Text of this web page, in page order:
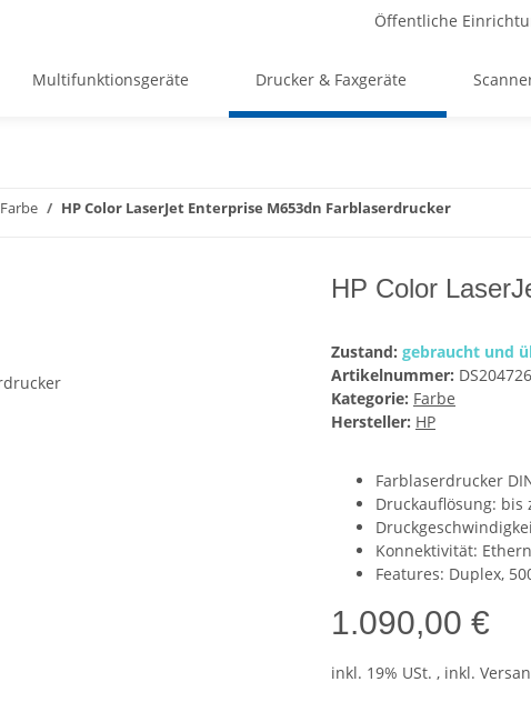
Öffentliche
Multifunktionsgeräte Drucker & Faxgeräte
Farbe HP Color LaserJet Enterprise M653dn Farblaserdrucker
HP Color
Zustand: gebraucht und
Artikelnummer:
Kategorie: Farbe
Hersteller: HP
Farblaserdrucker
Druckauflösung: bis
Konnektivität:
Features: Duplex,
1.090,00 €
inkl. 19% USt. , inkl.